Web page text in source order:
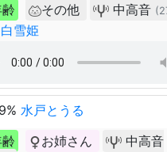
その他 中高音
雪姫
水戸とうる
お姉さん 中高音